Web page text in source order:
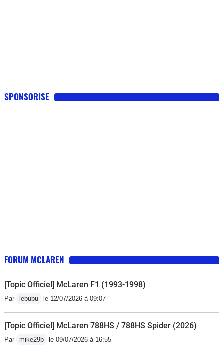
SPONSORISE
FORUM MCLAREN
[Topic Officiel] McLaren F1 (1993-1998)
Par lebubu le 12/07/2026 à 09:07
[Topic Officiel] McLaren 788HS / 788HS Spider (2026)
Par mike29b le 09/07/2026 à 16:55